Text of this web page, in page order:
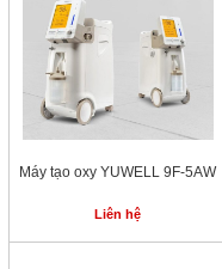
Máy tạo oxy YUWELL 9F-5AW
Liên hệ